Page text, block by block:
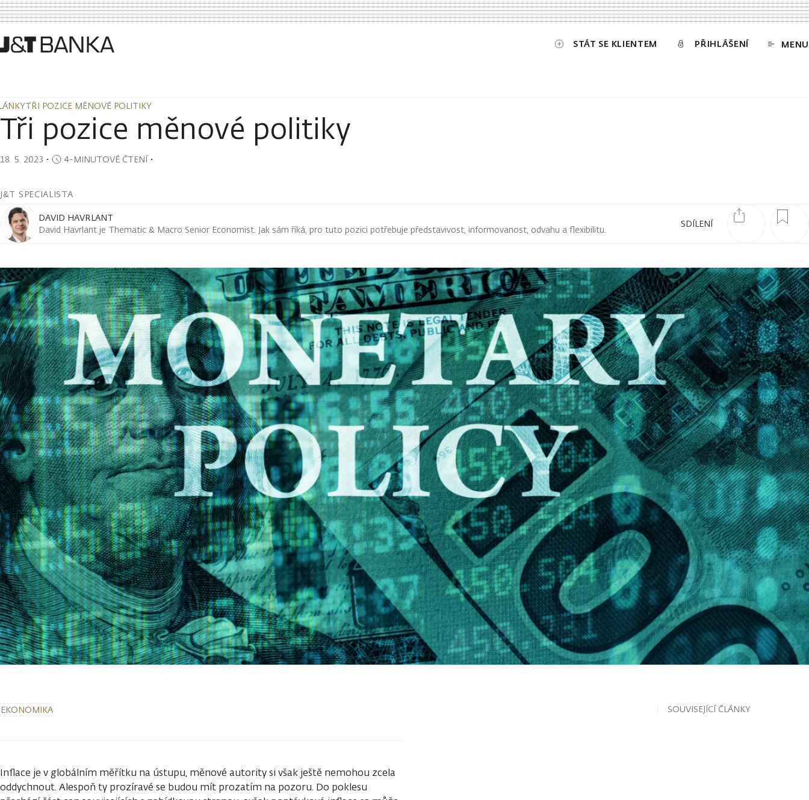
STÁT SE KLIENTEM PŘIHLÁŠENÍ MENU
TŘI POZICE MĚNOVÉ POLITIKY
Tři pozice měnové politiky
18. 5. 2023 ・ 4-MINUTOVÉ ČTENÍ・
J&T SPECIALISTA
SDÍLENÍ
DAVID HAVRLANT
David Havrlant je Thematic & Macro Senior Economist. Jak sám říká, pro tuto pozici potřebuje představivost, informovanost, odvahu a flexibilitu.
EKONOMIKA
Inflace je v globálním měřítku na ústupu, měnové autority si však ještě nemohou zcela
oddychnout. Alespoň ty prozíravé se budou mít prozatím na pozoru. Do poklesu
SOUVISEJÍCÍ ČLÁNKY